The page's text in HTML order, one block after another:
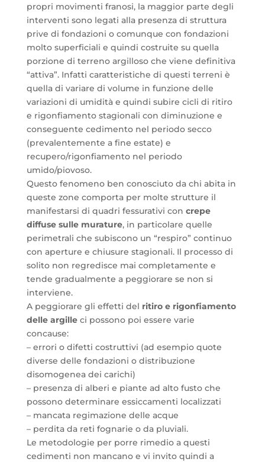
propri movimenti franosi, la maggior parte degli
interventi sono legati alla presenza di struttura
prive di fondazioni o comunque con fondazioni
molto superficiali e quindi costruite su quella
porzione di terreno argilloso che viene definitiva
“attiva”. Infatti caratteristiche di questi terreni è
quella di variare di volume in funzione delle
variazioni di umidità e quindi subire cicli di ritiro
e rigonfiamento stagionali con diminuzione e
conseguente cedimento nel periodo secco
(prevalentemente a fine estate) e
recupero/rigonfiamento nel periodo
umido/piovoso.
Questo fenomeno ben conosciuto da chi abita in
queste zone comporta per molte strutture il
manifestarsi di quadri fessurativi con crepe
diffuse sulle murature, in particolare quelle
perimetrali che subiscono un “respiro” continuo
con aperture e chiusure stagionali. Il processo di
solito non regredisce mai completamente e
tende gradualmente a peggiorare se non si
interviene.
A peggiorare gli effetti del ritiro e rigonfiamento
delle argilleci possono poi essere varie
concause:
– errori o difetti costruttivi (ad esempio quote
diverse delle fondazioni o distribuzione
disomogenea dei carichi)
– presenza di alberi e piante ad alto fusto che
possono determinare essiccamenti localizzati
– mancata regimazione delle acque
– perdita da reti fognarie o da pluviali.
Le metodologie per porre rimedio a questi
cedimenti non mancano e vi invito quindi a